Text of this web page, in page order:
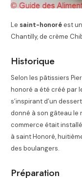
Le saint-honoréest
Chantilly, de crème
Historique
Selon les pâtissiers
honoré a été créé par
s’inspirant d’un
donné à son gâteau le
commerce était
à saint Honoré,
des boulangers.
Préparation